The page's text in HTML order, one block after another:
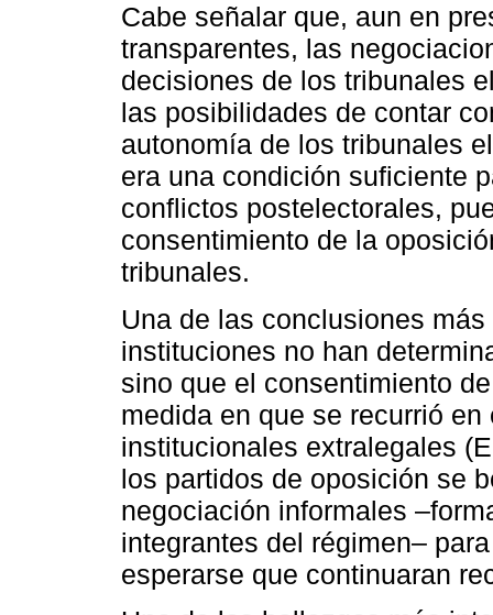
Cabe señalar que, aun en
transparentes, las
decisiones de los tribunales
las posibilidades de contar
autonomía de los tribunales
era una condición suficiente
conflictos postelectorales,
consentimiento de la
tribunales.
Una de las conclusiones
instituciones no han
sino que el consentimiento
medida en que se recurrió
institucionales extralegales
los partidos de oposición se
negociación informales
integrantes del régimen‒
esperarse que continuaran